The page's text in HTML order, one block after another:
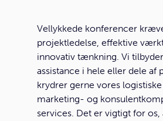
Vellykkede konferencer
projektledelse, effektive
innovativ tænkning. Vi
assistance i hele eller dele af
krydrer gerne vores
marketing- og
services. Det er vigtigt for os,